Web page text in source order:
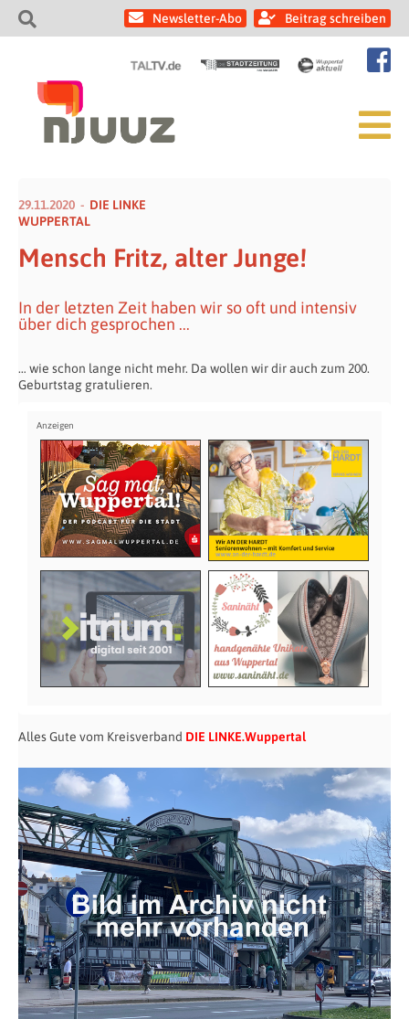
Newsletter-Abo Beitrag schreiben
29.11.2020
DIE LINKE
WUPPERTAL
Mensch Fritz, alter Junge!
In der letzten Zeit haben wir so oft und intensiv
über dich gesprochen ...
… wie schon lange nicht mehr. Da wollen wir dir auch zum 200.
Geburtstag gratulieren.
Alles Gute vom Kreisverband DIE LINKE.Wuppertal